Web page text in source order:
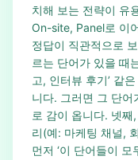
치해 보는 전략이 유
On-site, Panel로 이
정답이 직관적으로
르는 단어가 있을 때
고, 인터뷰 후기’ 같
니다. 그러면 그 단
로 감이 옵니다. 넷
리(예: 마케팅 채널,
먼저 ‘이 단어들이